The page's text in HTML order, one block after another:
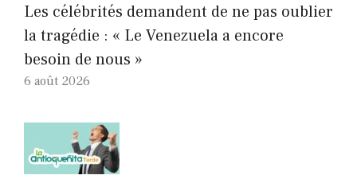
Les célébrités demandent de ne pas oublier
la tragédie : « Le Venezuela a encore
besoin de nous »
6 août 2026